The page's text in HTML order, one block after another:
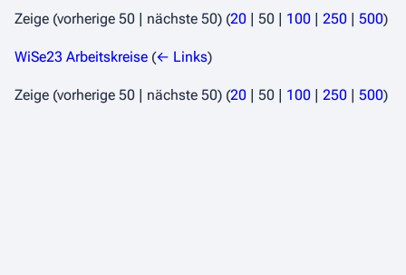
Zeige (vorherige 50 nächste 50) (20 50 100 250 500)
WiSe23 Arbeitskreise (← Links)
Zeige (vorherige 50 nächste 50) (20 50 100 250 500)